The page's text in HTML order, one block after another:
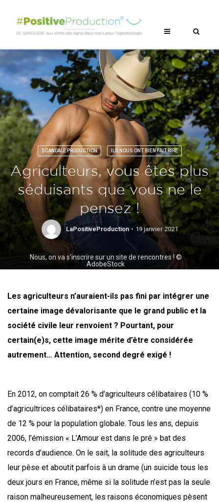
SCANDALE PRODUCTION ILS NOUS ONT BIEN FAIT RIRE
Agriculteurs, vous êtes plus
séduisants que vous ne le
pensez !
LaPositiveProduction 19 janvier 2021
Nous, on va s’inscrire sur un site de rencontres ! ©
AdobeStock
Les agri­cul­teurs n’auraient-ils pas fini par inté­grer une
cer­taine image déva­lo­ri­sante que le grand public et la
socié­té civile leur ren­voient ? Pour­tant, pour
certain(e)s, cette image mérite d’être consi­dé­rée
autre­ment… Atten­tion, second degré exigé !
En 2012, on comp­tait 26 % d’agriculteurs céli­ba­taires (10 %
d’agricultrices céli­ba­taires*) en France, contre une moyenne
de 12 % pour la popu­la­tion glo­bale. Tous les ans, depuis
2006, l’émission « L’Amour est dans le pré » bat des
records d’audience. On le sait, la soli­tude des agri­cul­teurs
leur pèse et abou­tit par­fois à un drame (un sui­cide tous les
deux jours en France, même si la soli­tude n’est pas la seule
rai­son mal­heu­reu­se­ment, les rai­sons éco­no­miques pèsent